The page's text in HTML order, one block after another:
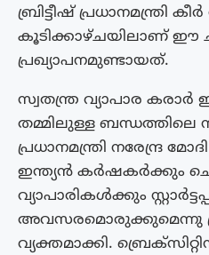
ബ്രിട്ടീഷ് പ്രധാനമന്ത്രി
കൂടിക്കാഴ്ചയിലാണ് ഈ
പ്രഖ്യാപനമുണ്ടായത്.
സ്വതന്ത്ര വ്യാപാര കരാർ
തമ്മിലുള്ള ബന്ധത്തിലെ
പ്രധാനമന്ത്രി നരേന്ദ്ര
ഇന്ത്യൻ കർഷകർക്കും
വ്യാപാരികൾക്കും
അവസരമൊരുക്കുമെന്നു
വ്യക്തമാക്കി.